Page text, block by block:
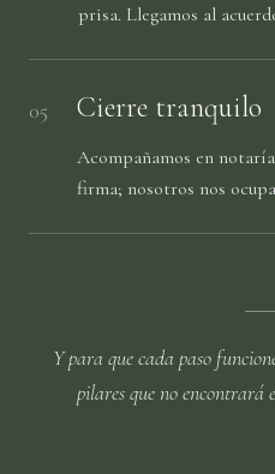
prisa. Llegamos al
05 Cierre tranquilo
Acompañamos en
firma; nosotros nos
Y para que cada paso
pilares que no